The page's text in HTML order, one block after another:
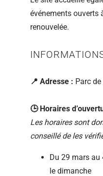
événements ouverts
renouvelée.
📍 Adresse : Parc
🕒 Horaires
Les horaires sont
conseillé de les
Du 29 mars au
le dimanche